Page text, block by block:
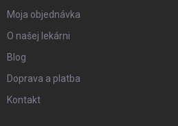
Moja objednávka
O našej lekárni
Blog
Doprava a platba
Kontakt